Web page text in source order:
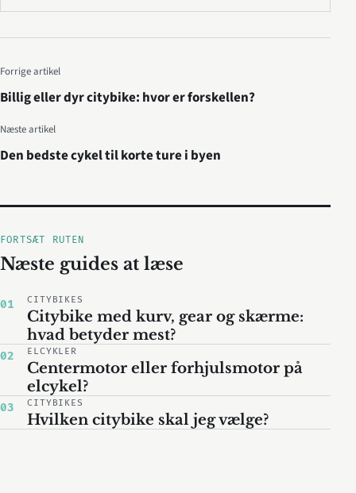
Forrige artikel
Billig eller dyr citybike: hvor er forskellen?
Næste artikel
Den bedste cykel til korte ture i byen
FORTSÆT RUTEN
Næste guides at læse
01 CITYBIKES
Citybike med kurv, gear og skærme:
hvad betyder mest?
02 ELCYKLER
Centermotor eller forhjulsmotor på
elcykel?
03 CITYBIKES
Hvilken citybike skal jeg vælge?